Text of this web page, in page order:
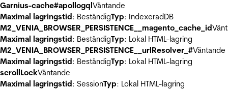
Garnius-cache#apollogqlVäntande
Maximal lagringstid: BeständigTyp: IndexeradDB
M2_VENIA_BROWSER_PERSISTENCE__magento_cache_id
Maximal lagringstid: BeständigTyp: Lokal HTML-lagring
M2_VENIA_BROWSER_PERSISTENCE__urlResolver_#Väntande
Maximal lagringstid: BeständigTyp: Lokal HTML-lagring
scrollLockVäntande
Maximal lagringstid: SessionTyp: Lokal HTML-lagring